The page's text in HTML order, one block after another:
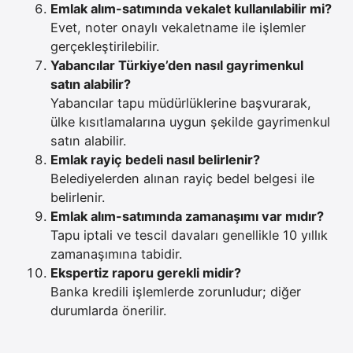
Emlak alım-satımında vekalet kullanılabilir mi?
Evet, noter onaylı vekaletname ile işlemler
gerçekleştirilebilir.
Yabancılar Türkiye’den nasıl gayrimenkul
satın alabilir?
Yabancılar tapu müdürlüklerine başvurarak,
ülke kısıtlamalarına uygun şekilde gayrimenkul
satın alabilir.
Emlak rayiç bedeli nasıl belirlenir?
Belediyelerden alınan rayiç bedel belgesi ile
belirlenir.
Emlak alım-satımında zamanaşımı var mıdır?
Tapu iptali ve tescil davaları genellikle 10 yıllık
zamanaşımına tabidir.
Ekspertiz raporu gerekli midir?
Banka kredili işlemlerde zorunludur; diğer
durumlarda önerilir.